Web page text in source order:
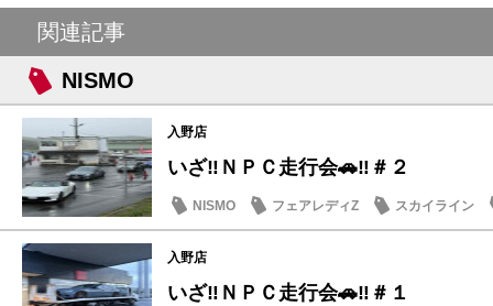
関連記事
NISMO
入野店
いざ‼️ＮＰＣ走行会🚗‼️＃２
NISMO フェアレディZ スカイライン
入野店
いざ‼️ＮＰＣ走行会🚗‼️＃１